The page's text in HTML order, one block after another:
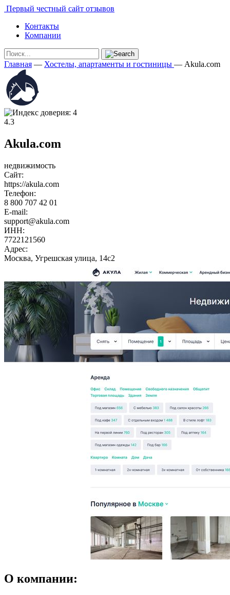
Первый честный сайт отзывов
Контакты
Компании
Главная — Хостелы, апартаменты и гостиницы — Akula.com
4.3
Akula.com
недвижимость
Сайт:
https://akula.com
Телефон:
8 800 707 42 01
E-mail:
support@akula.com
ИНН:
7722121560
Адрес:
Москва, Угрешская улица, 14с2
О компании: